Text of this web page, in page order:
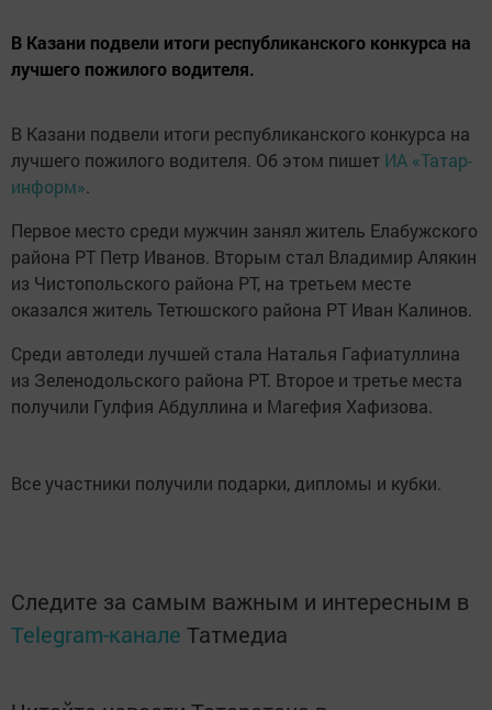
В Казани подвели итоги республиканского конкурса на
лучшего пожилого водителя.
В Казани подвели итоги республиканского конкурса на
лучшего пожилого водителя. Об этом пишет ИА «Татар-
информ».
Первое место среди мужчин занял житель Елабужского
района РТ Петр Иванов. Вторым стал Владимир Алякин
из Чистопольского района РТ, на третьем месте
оказался житель Тетюшского района РТ Иван Калинов.
Среди автоледи лучшей стала Наталья Гафиатуллина
из Зеленодольского района РТ. Второе и третье места
получили Гулфия Абдуллина и Магефия Хафизова.
Все участники получили подарки, дипломы и кубки.
Следите за самым важным и интересным в
Telegram-канале Татмедиа